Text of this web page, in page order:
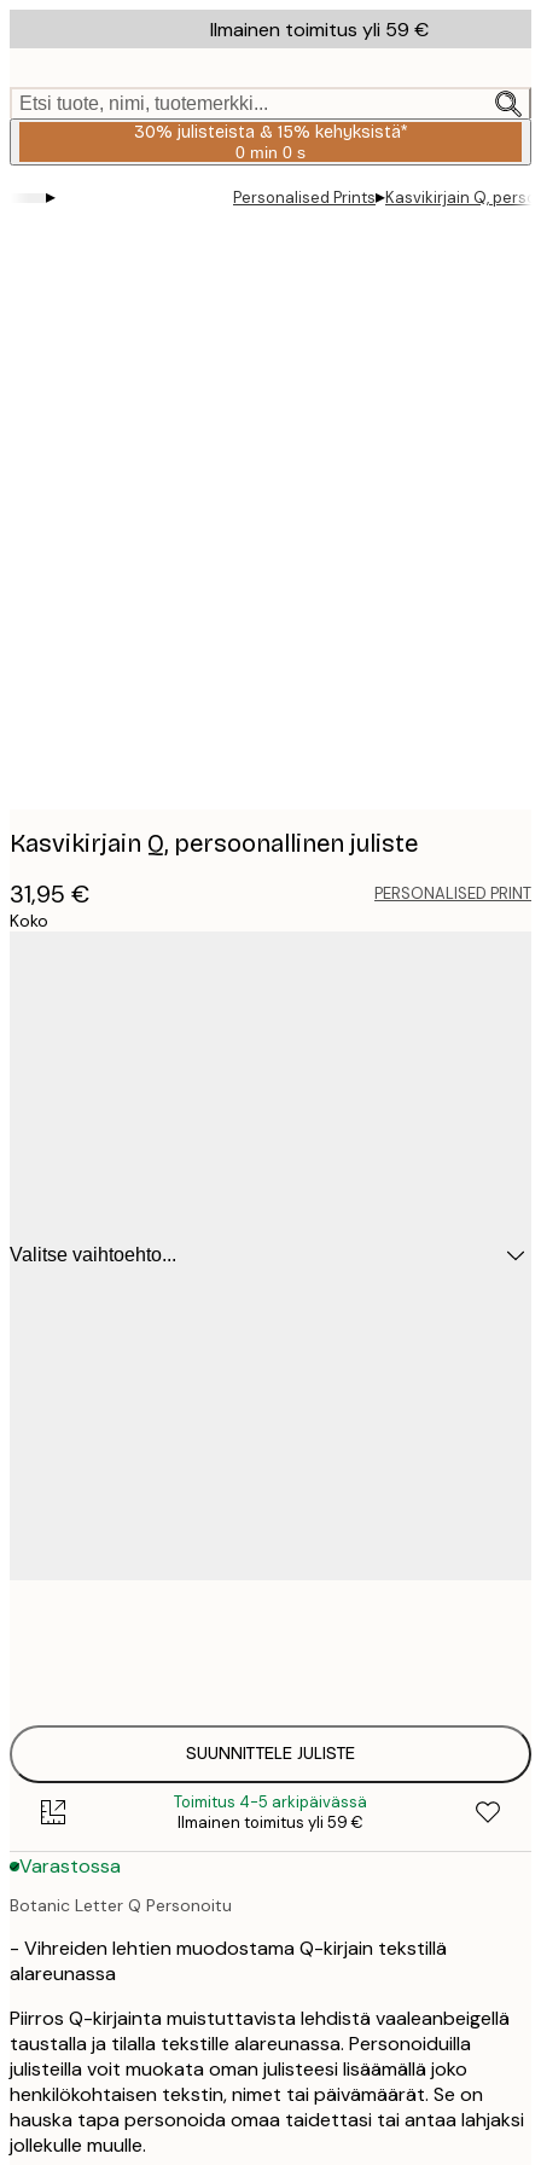
to
content.
Ilmainen toimitus yli 59 €
Etsi tuote, nimi, tuotemerkki...
30% julisteista & 15% kehyksistä*
0 min 0 s
Voimassa
2026-
▸ Personalised Prints▸Kasvikirjain Q,
Kasvikirjain Q, persoonallinen juliste
31,95 € PERSONALISED PRINT
Koko
Valitse vaihtoehto...
SUUNNITTELE JULISTE
Toimitus 4-5 arkipäivässä
Ilmainen toimitus yli 59 €
Varastossa
Botanic Letter Q Personoitu
- Vihreiden lehtien muodostama Q-kirjain tekstillä
alareunassa
Piirros Q-kirjainta muistuttavista lehdistä vaaleanbeigellä
taustalla ja tilalla tekstille alareunassa. Personoiduilla
julisteilla voit muokata oman julisteesi lisäämällä joko
henkilökohtaisen tekstin, nimet tai päivämäärät. Se on
hauska tapa personoida omaa taidettasi tai antaa lahjaksi
jollekulle muulle.